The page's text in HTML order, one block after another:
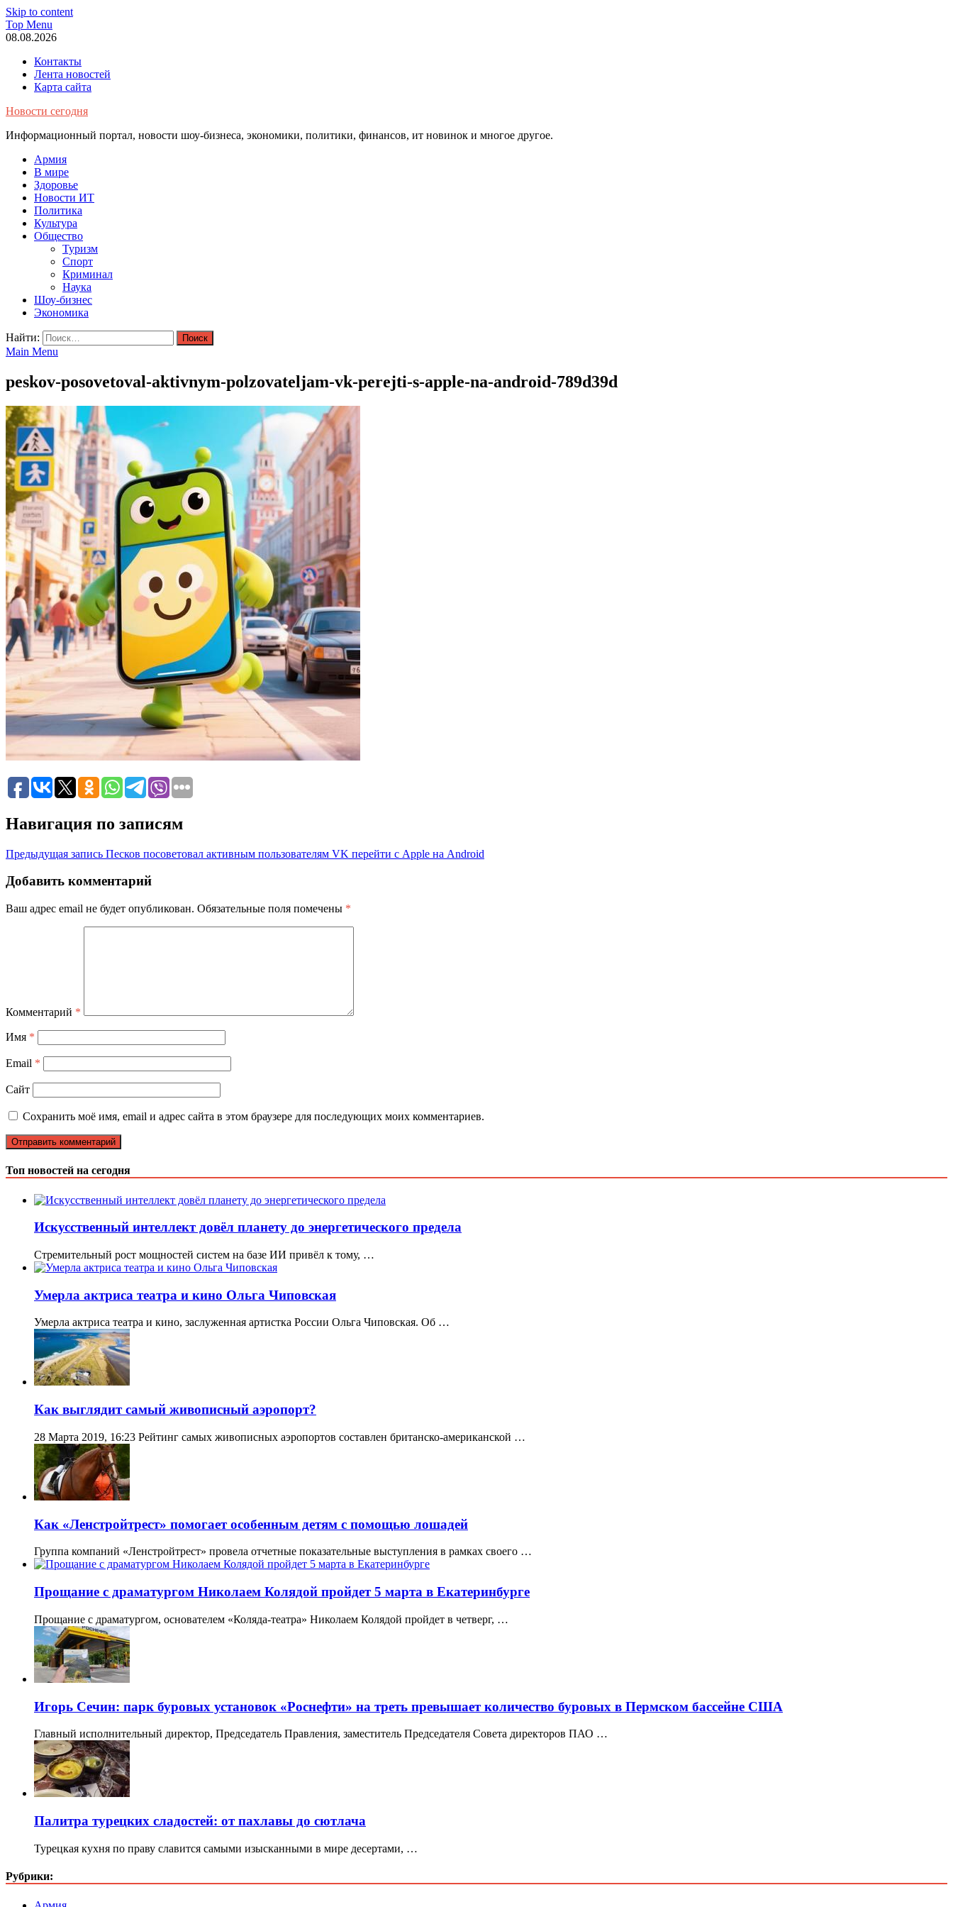
Skip to content
Top Menu
08.08.2026
Контакты
Лента новостей
Карта сайта
Новости сегодня
Информационный портал, новости шоу-бизнеса, экономики, политики, финансов, ит новинок и многое другое.
Армия
В мире
Здоровье
Новости ИТ
Политика
Культура
Общество
Туризм
Спорт
Криминал
Наука
Шоу-бизнес
Экономика
Найти:
Main Menu
peskov-posovetoval-aktivnym-polzovateljam-vk-perejti-s-apple-na-android-789d39d
Навигация по записям
Предыдущая запись Песков посоветовал активным пользователям VK перейти с Apple на Android
Добавить комментарий
Ваш адрес email не будет опубликован. Обязательные поля помечены *
Комментарий *
Имя *
Email *
Сайт
Сохранить моё имя, email и адрес сайта в этом браузере для последующих моих комментариев.
Топ новостей на сегодня
Искусственный интеллект довёл планету до энергетического предела
Стремительный рост мощностей систем на базе ИИ привёл к тому, …
Умерла актриса театра и кино Ольга Чиповская
Умерла актриса театра и кино, заслуженная артистка России Ольга Чиповская. Об …
Как выглядит самый живописный аэропорт?
28 Марта 2019, 16:23 Рейтинг самых живописных аэропортов составлен британско-американской …
Как «Ленстройтрест» помогает особенным детям с помощью лошадей
Группа компаний «Ленстройтрест» провела отчетные показательные выступления в рамках своего …
Прощание с драматургом Николаем Колядой пройдет 5 марта в Екатеринбурге
Прощание с драматургом, основателем «Коляда-театра» Николаем Колядой пройдет в четверг, …
Игорь Сечин: парк буровых установок «Роснефти» на треть превышает количество буровых в Пермском бассейне США
Главный исполнительный директор, Председатель Правления, заместитель Председателя Совета директоров ПАО …
Палитра турецких сладостей: от пахлавы до сютлача
Турецкая кухня по праву славится самыми изысканными в мире десертами, …
Рубрики: